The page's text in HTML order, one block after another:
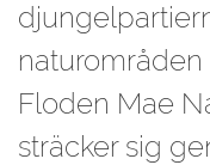
naturområden
Floden Mae
sträcker sig